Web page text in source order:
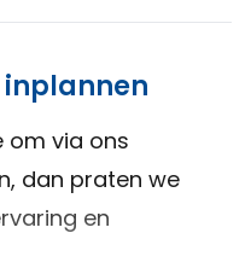
inplannen
om via ons
dan praten we
en